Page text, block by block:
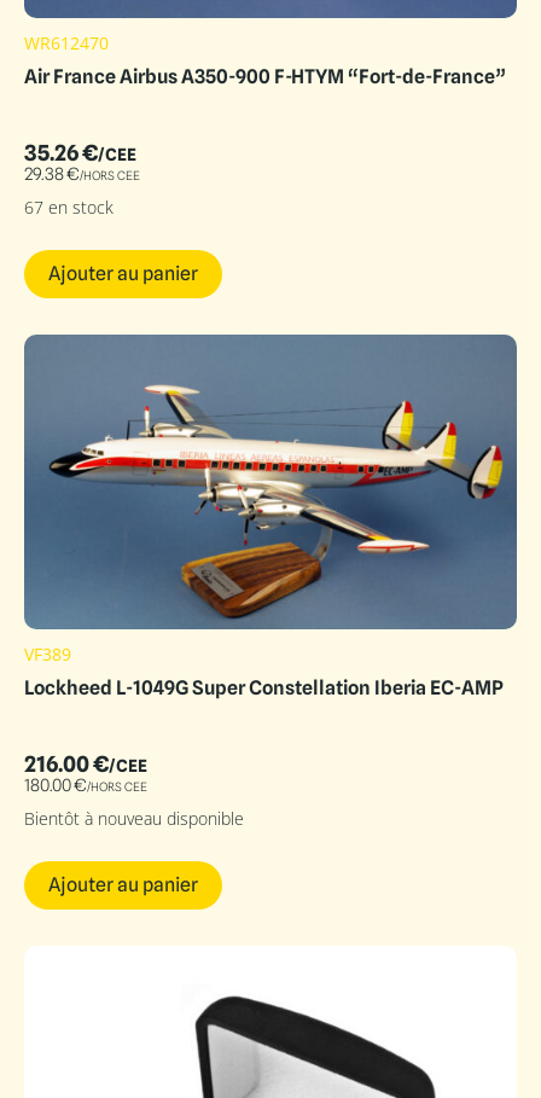
WR612470
Air France Airbus A350-900 F-HTYM “Fort-de-France”
35.26€/CEE
29.38€/HORS CEE
67 en stock
Ajouter au panier
VF389
Lockheed L-1049G Super Constellation Iberia EC-AMP
216.00€/CEE
180.00€/HORS CEE
Bientôt à nouveau disponible
Ajouter au panier